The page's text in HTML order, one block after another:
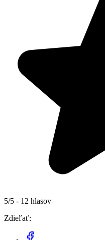
5/5 - 12 hlasov
Zdieľať: